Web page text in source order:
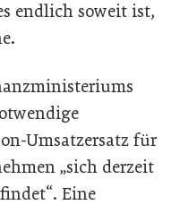
endlich soweit ist,
Umsatzersatz für
„sich derzeit
Eine